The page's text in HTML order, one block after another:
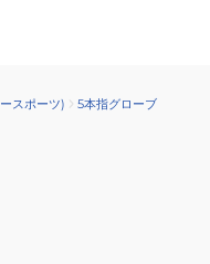
スポーツ) 5本指グローブ